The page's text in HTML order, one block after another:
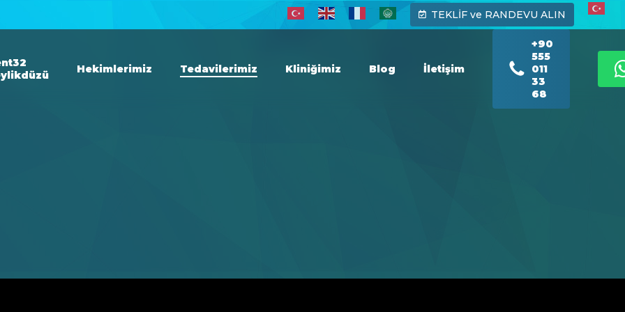
TEKLİF ve RANDEVU ALIN
Hekimlerimiz Tedavilerimiz Kliniğimiz Blog İletişim
+90
555
011
33
68